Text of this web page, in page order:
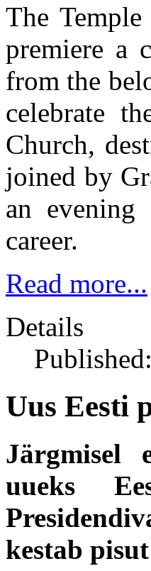
The
premiere a
from the
celebrate
Church,
joined by
an evening
career.
Read more...
Details
Uus Eesti
Järgmisel
uueks
kestab